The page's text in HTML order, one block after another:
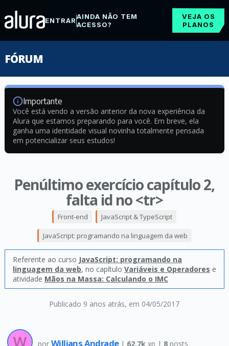
ENTRARAINDA NÃO TEM
ACESSO?
VEJA OS
PLANOS
FÓRUM
Importante
Você está vendo a versão anterior da nova experiência da
Alura que estamos preparando para você. Em breve, ela
ganha uma identidade visual novinha totalmente pensada
em potencializar seus estudos!
Penúltimo exercício capítulo 2,
falta id no <tr>
Publicado 9 anos atrás, em 04/05/2017
Front-end JavaScript & TypeScript
JavaScript: programando na linguagem da web
Referente ao curso JavaScript: programando na
linguagem da web, no capítulo Variáveis e Operadores e
atividade Mãos na Massa: Calculando o IMC
por Willians Andrade | 62.7k xp | 8posts